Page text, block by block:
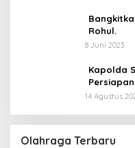
Rohul.
8 Juni 2023
Kapolda
14 Agustus
Olahraga Terbaru